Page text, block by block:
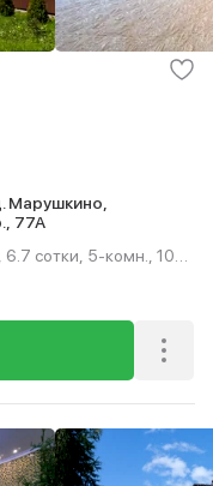
Марушкино,
77А
сотки, 5-комн., 10